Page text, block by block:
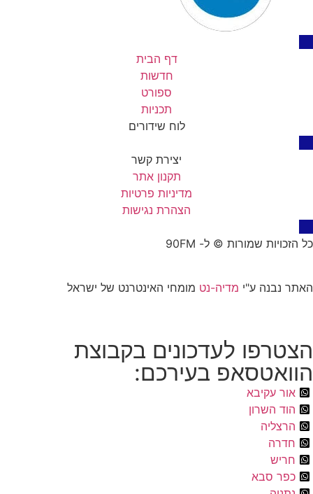
דף הבית
חדשות
ספורט
תכניות
לוח שידורים
יצירת קשר
תקנון אתר
מדיניות פרטיות
הצהרת נגישות
כל הזכויות שמורות © ל- 90FM
האתר נבנה ע"י מדיה-נט מומחי האינטרנט של ישראל
הצטרפו לעדכונים בקבוצת
הוואטסאפ בעירכם:
אור עקיבא
הוד השרון
הרצליה
חדרה
חריש
כפר סבא